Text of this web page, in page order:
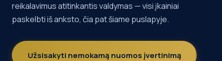
reikalavimus atitinkantis valdymas — visi įkainiai
paskelbti iš anksto, čia pat šiame puslapyje.
Užsisakyti nemokamą nuomos įvertinimą